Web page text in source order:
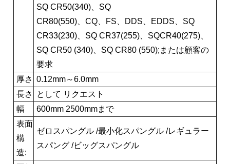
SQ CR50(340)、SQ
CR80(550)、CQ、FS、DDS、EDDS、SQ
CR33(230)、SQ CR37(255)、SQCR40(275)、
SQ CR50 (340)、SQ CR80 (550);または顧客の
要求
厚さ 0.12mm～6.0mm
長さ
として リクエスト
幅
600mm 2500mmまで
表面
構
造:
ゼロスパングル /最小化スパングル /レギュラー
スパング /ビッグスパングル